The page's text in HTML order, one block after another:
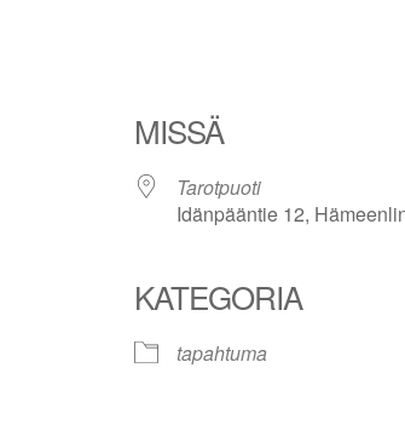
MISSÄ
Tarotpuoti
Idänpääntie 12,
KATEGORIA
tapahtuma